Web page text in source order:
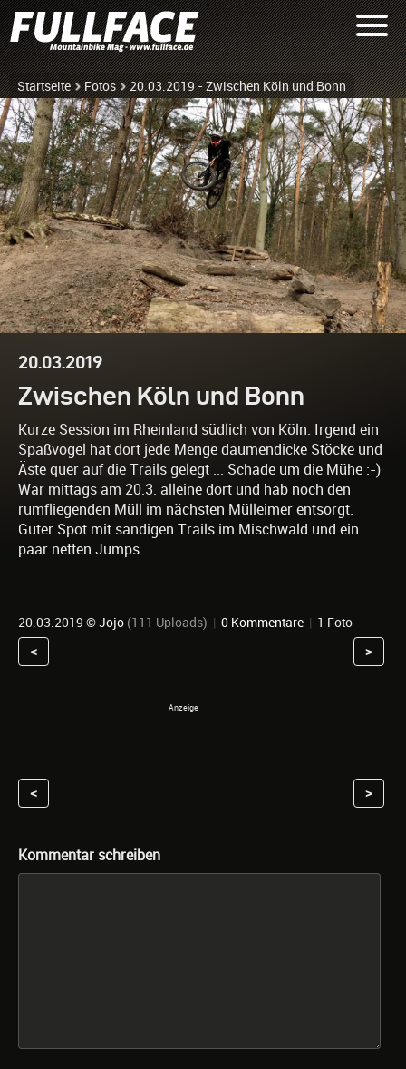
Startseite Fotos 20.03.2019 - Zwischen Köln und Bonn
20.03.2019
Zwischen Köln und Bonn
Kurze Session im Rheinland südlich von Köln. Irgend ein
Spaßvogel hat dort jede Menge daumendicke Stöcke und
Äste quer auf die Trails gelegt ... Schade um die Mühe :-)
War mittags am 20.3. alleine dort und hab noch den
rumfliegenden Müll im nächsten Mülleimer entsorgt.
Guter Spot mit sandigen Trails im Mischwald und ein
paar netten Jumps.
20.03.2019 ©Jojo (111 Uploads) | 0 Kommentare | 1 Foto
< >
< >
Kommentar schreiben